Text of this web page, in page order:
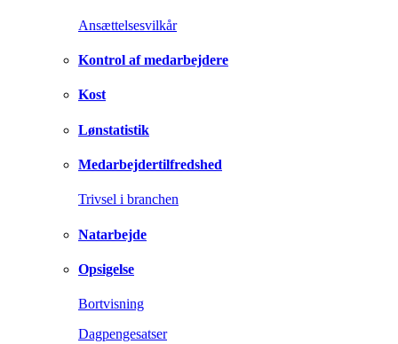
Ansættelsesvilkår
Kontrol af medarbejdere
Kost
Lønstatistik
Medarbejdertilfredshed
Trivsel i branchen
Natarbejde
Opsigelse
Bortvisning
Dagpengesatser